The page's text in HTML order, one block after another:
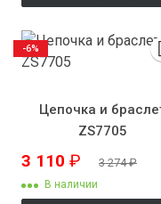
Цепочка и
ZS7705
3 110 ₽ 3 274₽
В наличии
-6%